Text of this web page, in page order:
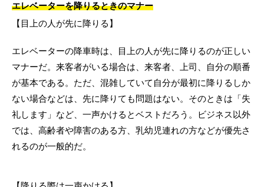
エレベーターを降りるときのマナー
【目上の人が先に降りる】
エレベーターの降車時は、目上の人が先に降りるのが正しい
マナーだ。来客者がいる場合は、来客者、上司、自分の順番
が基本である。ただ、混雑していて自分が最初に降りるしか
ない場合などは、先に降りても問題はない。そのときは「失
礼します」など、一声かけるとベストだろう。ビジネス以外
では、高齢者や障害のある方、乳幼児連れの方などが優先さ
れるのが一般的だ。